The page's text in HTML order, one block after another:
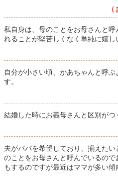
私自身は、母のことをお母さんと
れることが堅苦しくなく単純に嬉し
自分が小さい頃、かあちゃんと呼
す。
結婚した時にお義母さんと区別がつ
夫がパパを希望しており、揃えた
のことをお母さんと呼んでいるの
もするのですが最近はママが多い傾